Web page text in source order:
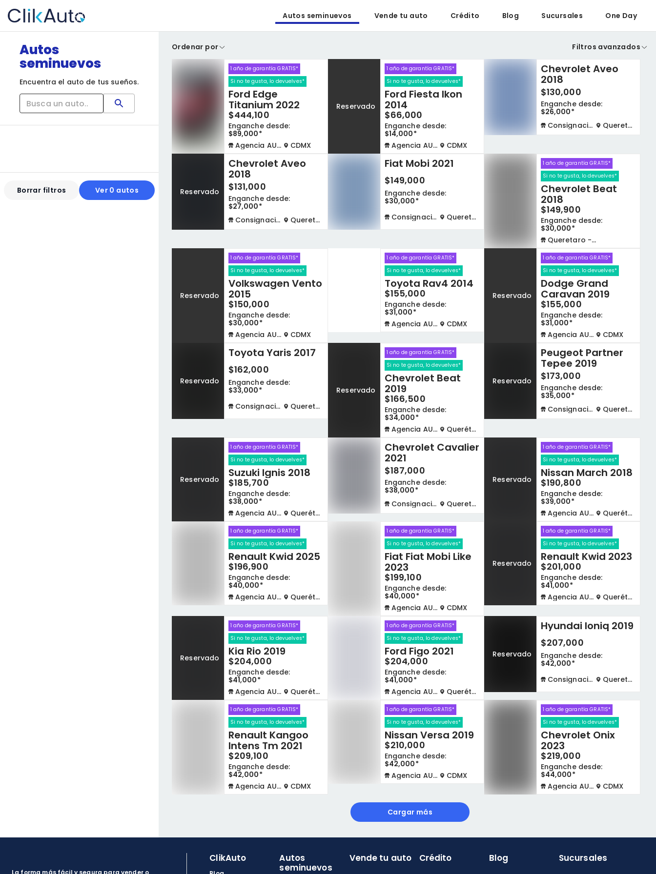
Autos seminuevos Vende tu auto Crédito Blog Sucursales One Day
Autos
seminuevos
Encuentra el auto de tus sueños.
Borrar filtros Ver 0 autos
Ordenar por Filtros avanzados
1 año de garantía GRATIS*
Si no te gusta, lo devuelves*
Ford Edge
Titanium 2022
$444,100
Enganche desde:
$89,000*
Agencia AUTOCOM
CDMX
Reservado
1 año de garantía GRATIS*
Si no te gusta, lo devuelves*
Ford Fiesta Ikon
2014
$66,000
Enganche desde:
$14,000*
Agencia AUTOCOM
CDMX
Chevrolet Aveo
2018
$130,000
Enganche desde:
$26,000*
Consignación virtual
Queretaro
Reservado
Chevrolet Aveo
2018
$131,000
Enganche desde:
$27,000*
Consignación virtual
Queretaro
Fiat Mobi 2021
$149,000
Enganche desde:
$30,000*
Consignación virtual
Queretaro
1 año de garantía GRATIS*
Si no te gusta, lo devuelves*
Chevrolet Beat
2018
$149,900
Enganche desde:
$30,000*
Queretaro - La Capilla
Reservado
1 año de garantía GRATIS*
Si no te gusta, lo devuelves*
Volkswagen Vento
2015
$150,000
Enganche desde:
$30,000*
Agencia AUTOCOM
CDMX
1 año de garantía GRATIS*
Si no te gusta, lo devuelves*
Toyota Rav4 2014
$155,000
Enganche desde:
$31,000*
Agencia AUTOCOM
CDMX
Reservado
1 año de garantía GRATIS*
Si no te gusta, lo devuelves*
Dodge Grand
Caravan 2019
$155,000
Enganche desde:
$31,000*
Agencia AUTOCOM
CDMX
Reservado
Toyota Yaris 2017
$162,000
Enganche desde:
$33,000*
Consignación virtual
Queretaro
Reservado
1 año de garantía GRATIS*
Si no te gusta, lo devuelves*
Chevrolet Beat
2019
$166,500
Enganche desde:
$34,000*
Agencia AUTOCOM
Querétaro
Reservado
Peugeot Partner
Tepee 2019
$173,000
Enganche desde:
$35,000*
Consignación virtual
Queretaro
Reservado
1 año de garantía GRATIS*
Si no te gusta, lo devuelves*
Suzuki Ignis 2018
$185,700
Enganche desde:
$38,000*
Agencia AUTOCOM
Querétaro
Chevrolet Cavalier
2021
$187,000
Enganche desde:
$38,000*
Consignación virtual
Queretaro
Reservado
1 año de garantía GRATIS*
Si no te gusta, lo devuelves*
Nissan March 2018
$190,800
Enganche desde:
$39,000*
Agencia AUTOCOM
Querétaro
1 año de garantía GRATIS*
Si no te gusta, lo devuelves*
Renault Kwid 2025
$196,900
Enganche desde:
$40,000*
Agencia AUTOCOM
Querétaro
1 año de garantía GRATIS*
Si no te gusta, lo devuelves*
Fiat Fiat Mobi Like
2023
$199,100
Enganche desde:
$40,000*
Agencia AUTOCOM
CDMX
Reservado
1 año de garantía GRATIS*
Si no te gusta, lo devuelves*
Renault Kwid 2023
$201,000
Enganche desde:
$41,000*
Agencia AUTOCOM
Querétaro
Reservado
1 año de garantía GRATIS*
Si no te gusta, lo devuelves*
Kia Rio 2019
$204,000
Enganche desde:
$41,000*
Agencia AUTOCOM
Querétaro
1 año de garantía GRATIS*
Si no te gusta, lo devuelves*
Ford Figo 2021
$204,000
Enganche desde:
$41,000*
Agencia AUTOCOM
Querétaro
Reservado
Hyundai Ioniq 2019
$207,000
Enganche desde:
$42,000*
Consignación física
Queretaro
1 año de garantía GRATIS*
Si no te gusta, lo devuelves*
Renault Kangoo
Intens Tm 2021
$209,100
Enganche desde:
$42,000*
Agencia AUTOCOM
CDMX
1 año de garantía GRATIS*
Si no te gusta, lo devuelves*
Nissan Versa 2019
$210,000
Enganche desde:
$42,000*
Agencia AUTOCOM
CDMX
1 año de garantía GRATIS*
Si no te gusta, lo devuelves*
Chevrolet Onix
2023
$219,000
Enganche desde:
$44,000*
Agencia AUTOCOM
CDMX
Cargar más
La forma más fácil y segura para vender o
ClikAuto
Autos
seminuevos
Vende tu auto Crédito Blog Sucursales